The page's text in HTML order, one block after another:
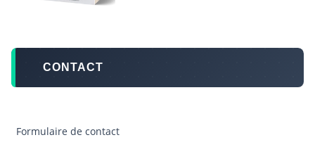
CONTACT
Formulaire de contact